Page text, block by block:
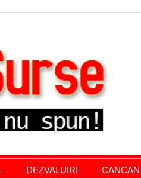
giurgiu,
DEZVALUIRI CANCAN